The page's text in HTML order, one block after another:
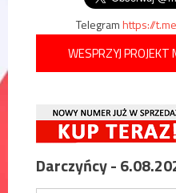
Telegramhttps://
WESPRZYJ PROJEKT
Darczyńcy -